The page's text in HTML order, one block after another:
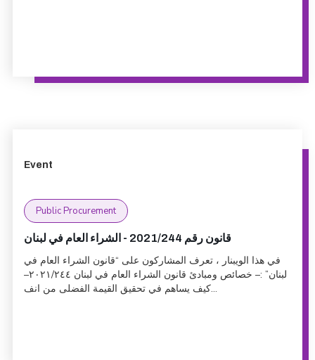
Event
Public Procurement
قانون رقم 2021/244 - الشراء العام في لبنان
في هذا الويبنار ، تعرف المشاركون على “قانون الشراء العام في
لبنان” :– خصائص ومبادئ قانون الشراء العام في لبنان ٢٠٢١/٢٤٤–
كيف يساهم في تحقيق القيمة الفضلى من انف...